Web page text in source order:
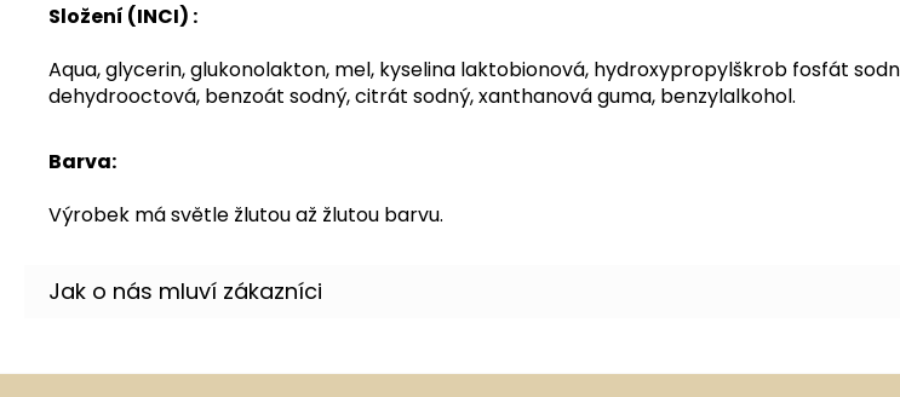
Složení (INCI) :
Aqua, glycerin, glukonolakton, mel, kyselina laktobionová, hydroxypropylškrob fosfát
dehydrooctová, benzoát sodný, citrát sodný, xanthanová guma, benzylalkohol.
Barva:
Výrobek má světle žlutou až žlutou barvu.
Z